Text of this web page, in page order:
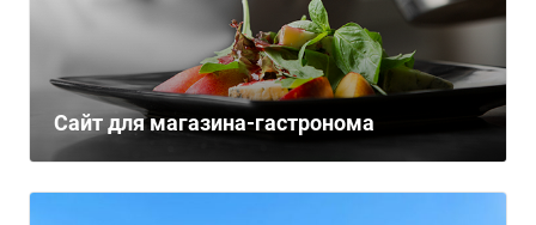
Сайт для магазина-гастронома